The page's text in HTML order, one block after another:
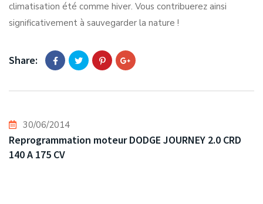
climatisation été comme hiver. Vous contribuerez ainsi
significativement à sauvegarder la nature !
Share:
30/06/2014
Reprogrammation moteur DODGE JOURNEY 2.0 CRD
140 A 175 CV